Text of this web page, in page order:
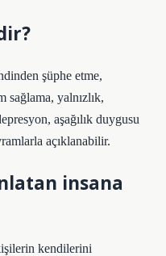
şüphe etme,
sağlama, yalnızlık,
aşağılık duygusu
açıklanabilir.
insana
kendilerini